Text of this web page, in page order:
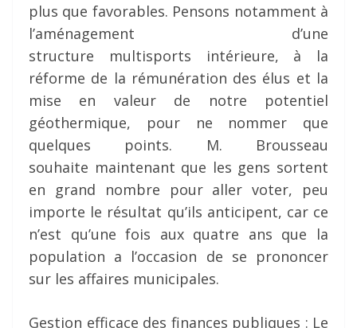
plus que favorables. Pensons notamment à
l’aménagement d’une
structure multisports intérieure, à la
réforme de la rémunération des élus et la
mise en valeur de notre potentiel
géothermique, pour ne nommer que
quelques points. M. Brousseau
souhaite maintenant que les gens sortent
en grand nombre pour aller voter, peu
importe le résultat qu’ils anticipent, car ce
n’est qu’une fois aux quatre ans que la
population a l’occasion de se prononcer
sur les affaires municipales.
Gestion efficace des finances publiques : Le